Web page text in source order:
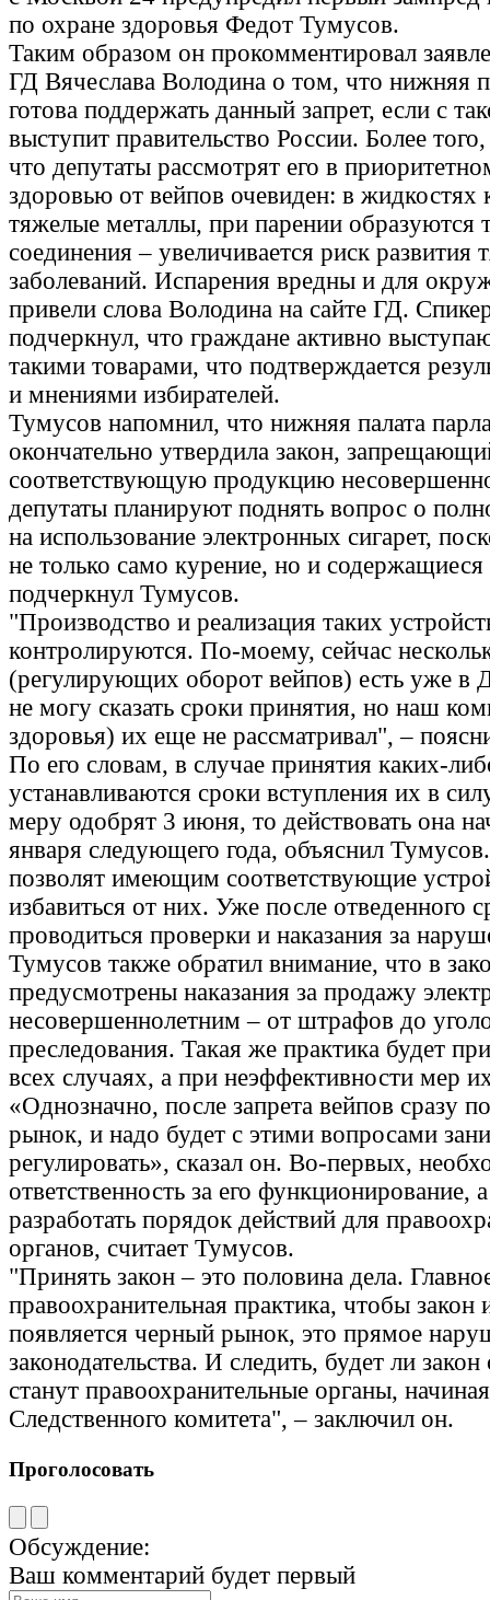
по охране здоровья Федот Тумусов.
Таким образом он прокомментировал
ГД Вячеслава Володина о том, что нижняя
готова поддержать данный запрет, если с
выступит правительство России. Более
что депутаты рассмотрят его в
здоровью от вейпов очевиден: в жидкостях
тяжелые металлы, при парении образуются
соединения – увеличивается риск развития
заболеваний. Испарения вредны и для
привели слова Володина на сайте ГД.
подчеркнул, что граждане активно
такими товарами, что подтверждается
и мнениями избирателей.
Тумусов напомнил, что нижняя палата
окончательно утвердила закон,
соответствующую продукцию
депутаты планируют поднять вопрос о
на использование электронных сигарет,
не только само курение, но и
подчеркнул Тумусов.
"Производство и реализация таких
контролируются. По-моему, сейчас
(регулирующих оборот вейпов) есть уже в
не могу сказать сроки принятия, но наш
здоровья) их еще не рассматривал", –
По его словам, в случае принятия каких-
устанавливаются сроки вступления их в
меру одобрят 3 июня, то действовать она
января следующего года, объяснил
позволят имеющим соответствующие
избавиться от них. Уже после отведенного
проводиться проверки и наказания за
Тумусов также обратил внимание, что в
предусмотрены наказания за продажу
несовершеннолетним – от штрафов до
преследования. Такая же практика будет
всех случаях, а при неэффективности мер
«Однозначно, после запрета вейпов сразу
рынок, и надо будет с этими вопросами
регулировать», сказал он. Во-первых,
ответственность за его функционирование,
разработать порядок действий для
органов, считает Тумусов.
"Принять закон – это половина дела.
правоохранительная практика, чтобы закон
появляется черный рынок, это прямое
законодательства. И следить, будет ли
станут правоохранительные органы,
Следственного комитета", – заключил он.
Проголосовать
Обсуждение:
Ваш комментарий будет первый